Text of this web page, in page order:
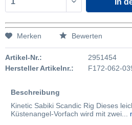
In
Merken Bewerten
Artikel-Nr.:
2951454
Hersteller Artikelnr.:
F172-062-
Beschreibung
Kinetic Sabiki Scandic Rig Dieses
Küstenangel-Vorfach wird mit zwei...